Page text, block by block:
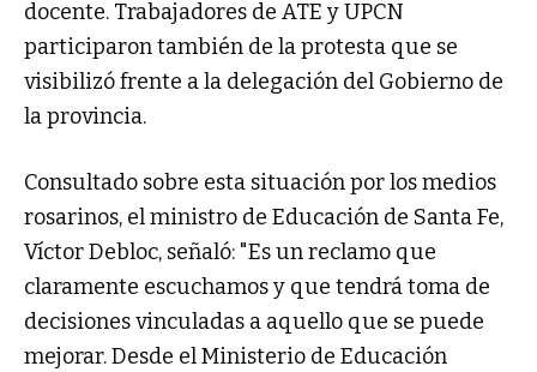
docente. Trabajadores de ATE y UPCN
participaron también de la protesta que se
visibilizó frente a la delegación del Gobierno de
la provincia.
Consultado sobre esta situación por los medios
rosarinos, el ministro de Educación de Santa Fe,
Víctor Debloc, señaló: "Es un reclamo que
claramente escuchamos y que tendrá toma de
decisiones vinculadas a aquello que se puede
mejorar. Desde el Ministerio de Educación